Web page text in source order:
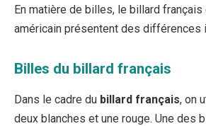
En matière de billes, le billard
américain présentent des différences
Billes du billard français
Dans le cadre du billard français, on
deux blanches et une rouge. Une des